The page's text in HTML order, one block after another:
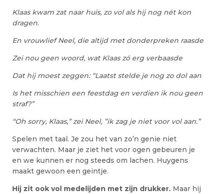
Klaas kwam zat naar huis, zo vol als hij nog nét kon
dragen.
En vrouwlief Neel, die altijd met donderpreken raasde
Zei nou geen woord, wat Klaas zó erg verbaasde
Dat hij moest zeggen: “Laatst stelde je nog zo dol aan
Is het misschien een feestdag en verdien ik nou geen
straf?”
“Oh sorry, Klaas,” zei Neel, ”ik zag je niet voor vol aan.”
Spelen met taal. Je zou het van zo’n genie niet
verwachten. Maar je ziet het voor ogen gebeuren je
en we kunnen er nog steeds om lachen. Huygens
maakt gewoon een geintje.
Hij zit ook vol medelijden met zijn drukker. Maar hij